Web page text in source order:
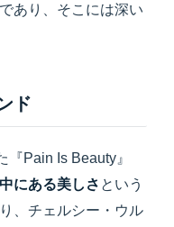
あり、そこには深い
ド
『Pain Is Beauty』
にある美しさ という
、チェルシー・ウル